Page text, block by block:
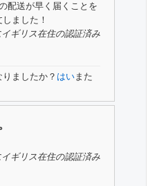
配送が早く届くことを
ました！
ギリス在住の認証済み
ましたか？ はいまた
ギリス在住の認証済み